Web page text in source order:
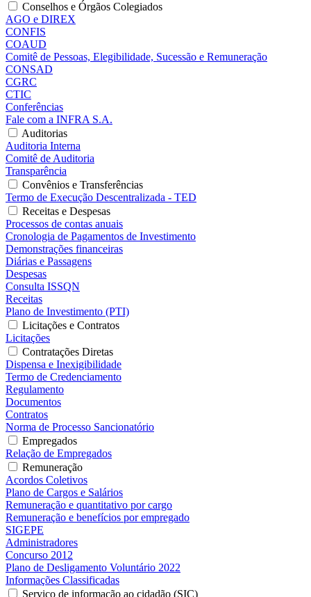
Conselhos e Órgãos Colegiados
AGO e DIREX
CONFIS
COAUD
Comitê de Pessoas, Elegibilidade, Sucessão e Remuneração
CONSAD
CGRC
CTIC
Conferências
Fale com a INFRA S.A.
Auditorias
Auditoria Interna
Comitê de Auditoria
Transparência
Convênios e Transferências
Termo de Execução Descentralizada - TED
Receitas e Despesas
Processos de contas anuais
Cronologia de Pagamentos de Investimento
Demonstrações financeiras
Diárias e Passagens
Despesas
Consulta ISSQN
Receitas
Plano de Investimento (PTI)
Licitações e Contratos
Licitações
Contratações Diretas
Dispensa e Inexigibilidade
Termo de Credenciamento
Regulamento
Documentos
Contratos
Norma de Processo Sancionatório
Empregados
Relação de Empregados
Remuneração
Acordos Coletivos
Plano de Cargos e Salários
Remuneração e quantitativo por cargo
Remuneração e benefícios por empregado
SIGEPE
Administradores
Concurso 2012
Plano de Desligamento Voluntário 2022
Informações Classificadas
Serviço de informação ao cidadão (SIC)